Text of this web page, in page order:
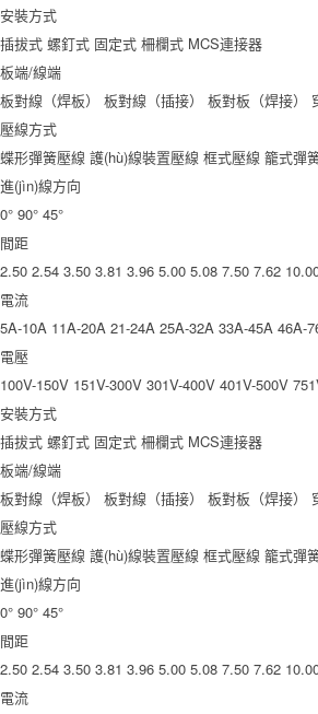
安裝方式
插拔式 螺釘式 固定式 柵欄式 MCS連接器
板端/線端
板對線（焊板）
板對線（插接） 板對板（焊接）
壓線方式
蝶形彈簧壓線 護(hù)線裝置壓線 框式壓線 籠式彈
進(jìn)線方向
0° 90° 45°
間距
2.50 2.54 3.50 3.81 3.96 5.00 5.08 7.50 7.62
電流
5A-10A 11A-20A 21-24A 25A-32A 33A-45A 46A-
電壓
100V-150V 151V-300V 301V-400V 401V-500V
安裝方式
插拔式 螺釘式 固定式 柵欄式 MCS連接器
板端/線端
板對線（焊板）
板對線（插接） 板對板（焊接）
壓線方式
蝶形彈簧壓線 護(hù)線裝置壓線 框式壓線 籠式彈
進(jìn)線方向
0° 90° 45°
間距
2.50 2.54 3.50 3.81 3.96 5.00 5.08 7.50 7.62
電流